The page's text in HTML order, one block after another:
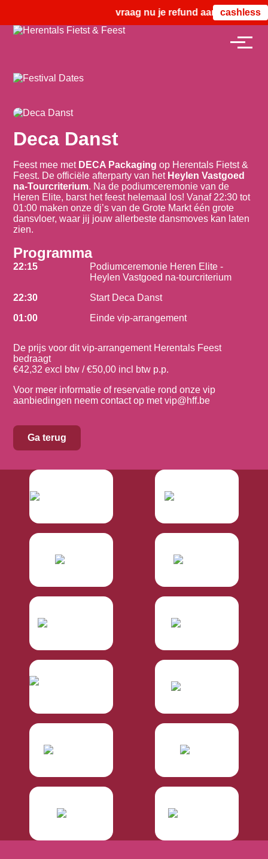
vraag nu je refund aan vanaf
cashless
Deca Danst
Feest mee met DECA Packaging op Herentals Fietst &
Feest. De officiële afterparty van het Heylen Vastgoed
na-Tourcriterium. Na de podiumceremonie van de
Heren Elite, barst het feest helemaal los! Vanaf 22:30 tot
01:00 maken onze dj’s van de Grote Markt één grote
dansvloer, waar jij jouw allerbeste dansmoves kan laten
zien.
Programma
22:15
Podiumceremonie Heren Elite -
Heylen Vastgoed na-tourcriterium
22:30
Start Deca Danst
01:00
Einde vip-arrangement
De prijs voor dit vip-arrangement Herentals Feest
bedraagt
€42,32 excl btw / €50,00 incl btw p.p.
Voor meer informatie of reservatie rond onze vip
aanbiedingen neem contact op metvip@hff.be
Ga terug